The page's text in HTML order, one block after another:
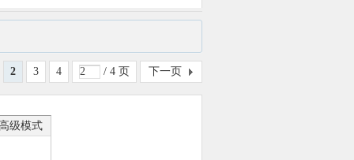
2 3 4 / 4 页 下一页
高级模式